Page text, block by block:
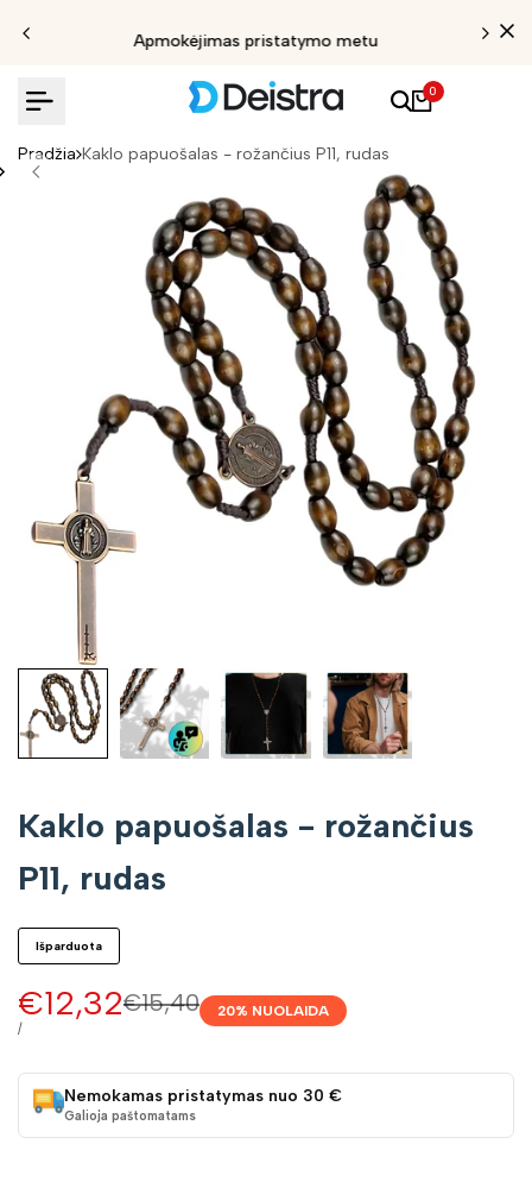
Apmokėjimas pristatymo metu
0
Pradžia Kaklo papuošalas - rožančius P11, rudas
Kaklo papuošalas - rožančius
P11, rudas
Išparduota
Įprasta
€15,40
Pardavimo
kaina
€12,32
VIENETO
/
20% NUOLAIDA
Nemokamas pristatymas nuo 30 €
Galioja paštomatams